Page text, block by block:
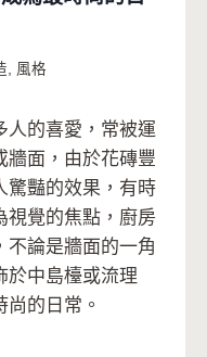
風格
人的喜愛，常被運
牆面，由於花磚豐
驚豔的效果，有時
視覺的焦點，廚房
不論是牆面的一角
於中島檯或流理
的日常。